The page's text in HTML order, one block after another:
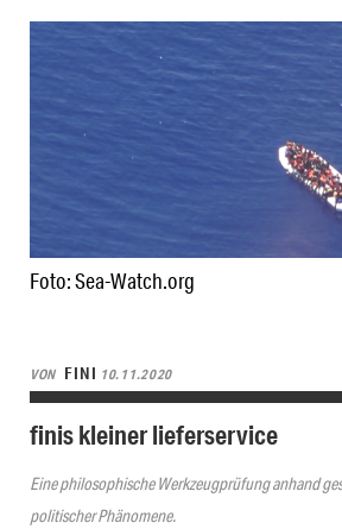
Foto: Sea-Watch.org
VON FINI 10.11.2020
finis kleiner lieferservice
Eine philosophische Werkzeugprüfung anhand
politischer Phänomene.